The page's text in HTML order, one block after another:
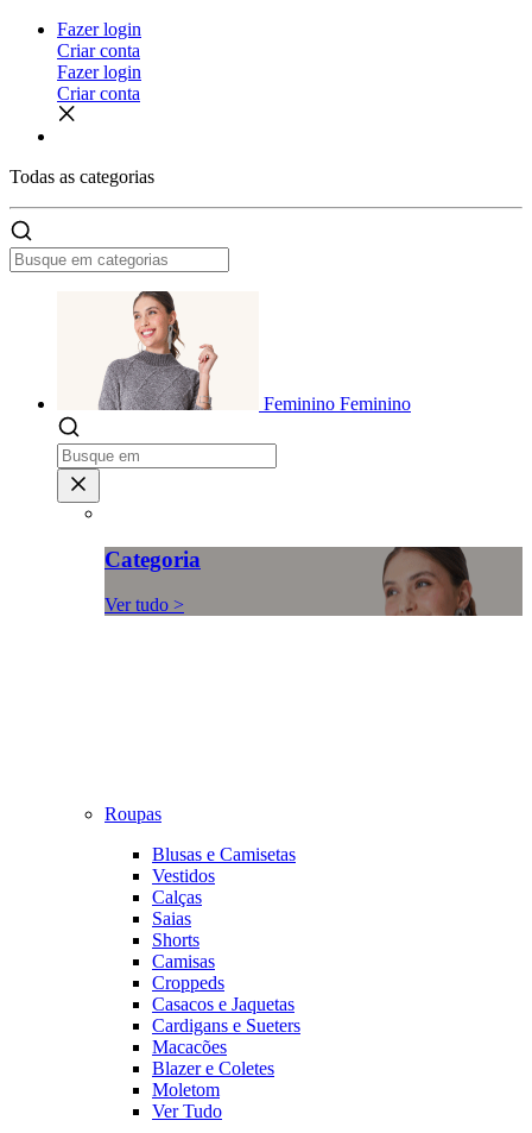
Fazer login
Criar conta
Fazer login
Criar conta
Todas as categorias
Feminino Feminino
Categoria
Ver tudo >
Roupas
Blusas e Camisetas
Vestidos
Calças
Saias
Shorts
Camisas
Croppeds
Casacos e Jaquetas
Cardigans e Sueters
Macacões
Blazer e Coletes
Moletom
Ver Tudo